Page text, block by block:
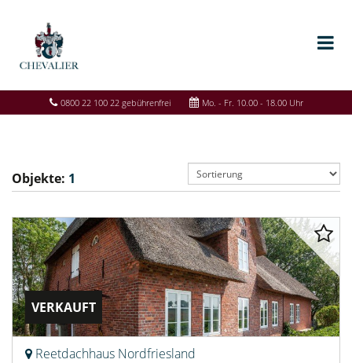
0800 22 100 22 gebührenfrei Mo. - Fr. 10.00 - 18.00 Uhr
Objekte: 1
VERKAUFT
Reetdachhaus Nordfriesland